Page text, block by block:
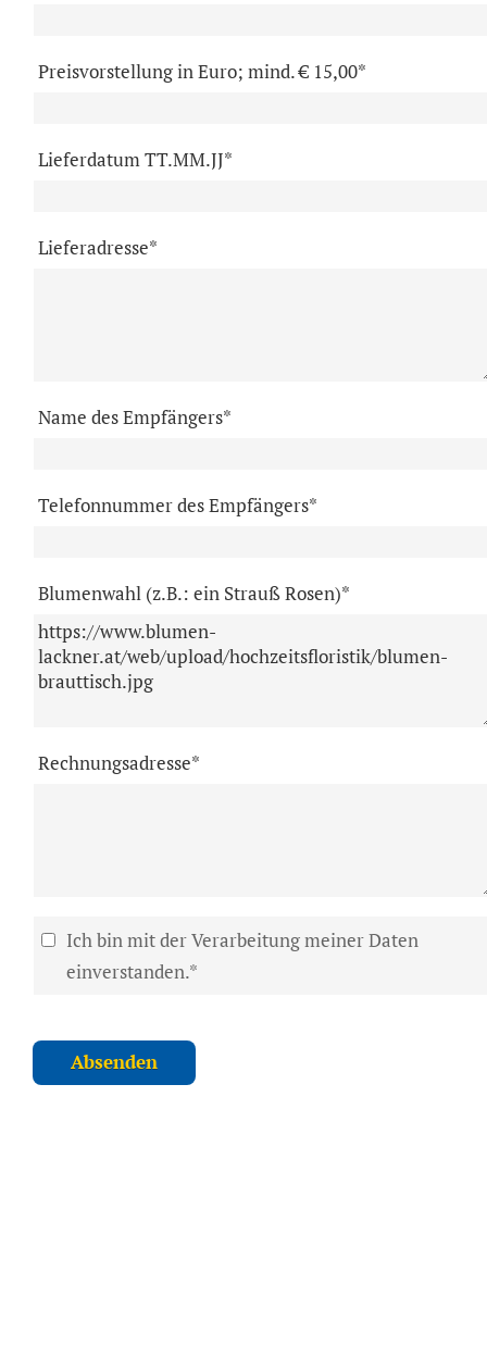
Preisvorstellung in Euro; mind. € 15,00*
Lieferdatum TT.MM.JJ*
Lieferadresse*
Name des Empfängers*
Telefonnummer des Empfängers*
Blumenwahl (z.B.: ein Strauß Rosen)*
Rechnungsadresse*
Ich bin mit der Verarbeitung meiner Daten
einverstanden.*
Absenden